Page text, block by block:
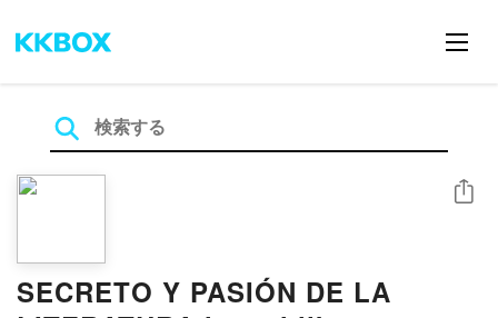
SECRETO Y PASIÓN DE LA
シェア